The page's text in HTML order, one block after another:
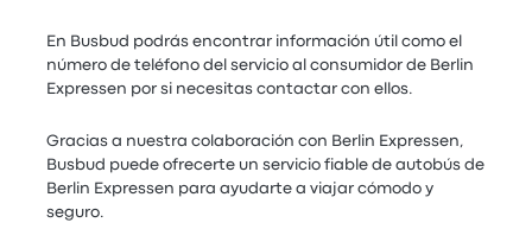
En Busbud podrás encontrar información útil como el
número de teléfono del servicio al consumidor de Berlin
Expressen por si necesitas contactar con ellos.
Gracias a nuestra colaboración con Berlin Expressen,
Busbud puede ofrecerte un servicio fiable de autobús de
Berlin Expressen para ayudarte a viajar cómodo y
seguro.